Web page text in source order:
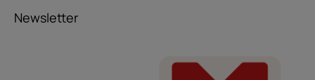
Newsletter